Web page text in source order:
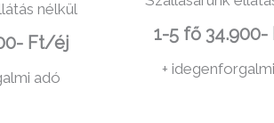
nélkül
Ft/éj
adó
1-5 fő
+